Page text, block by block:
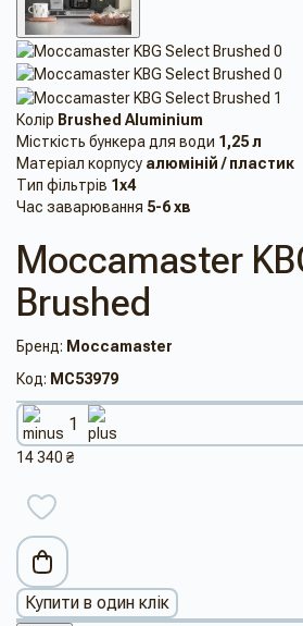
Колір Brushed Aluminium
Місткість бункера для води 1,25 л
Матеріал корпусу алюміній / пластик
Тип фільтрів 1х4
Час заварювання 5-6 хв
Moccamaster
Brushed
Бренд: Moccamaster
Код: MC53979
14 340 ₴
Купити в один клік